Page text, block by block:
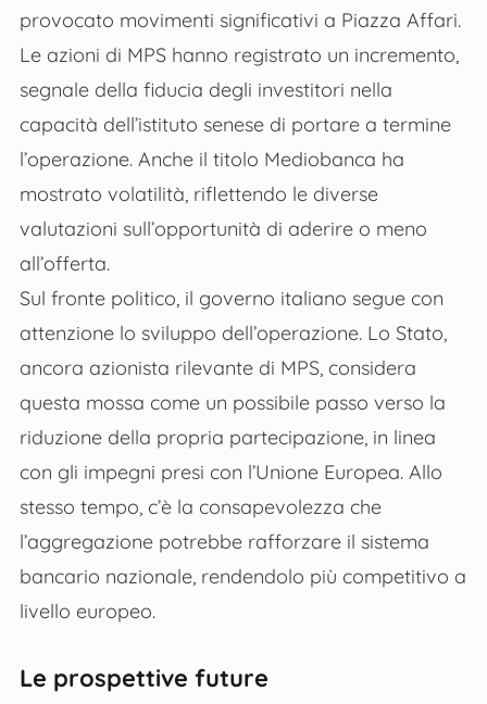
provocato movimenti significativi a Piazza Affari.
Le azioni di MPS hanno registrato un incremento,
segnale della fiducia degli investitori nella
capacità dell’istituto senese di portare a termine
l’operazione. Anche il titolo Mediobanca ha
mostrato volatilità, riflettendo le diverse
valutazioni sull’opportunità di aderire o meno
all’offerta.
Sul fronte politico, il governo italiano segue con
attenzione lo sviluppo dell’operazione. Lo Stato,
ancora azionista rilevante di MPS, considera
questa mossa come un possibile passo verso la
riduzione della propria partecipazione, in linea
con gli impegni presi con l’Unione Europea. Allo
stesso tempo, c’è la consapevolezza che
l’aggregazione potrebbe rafforzare il sistema
bancario nazionale, rendendolo più competitivo a
livello europeo.
Le prospettive future